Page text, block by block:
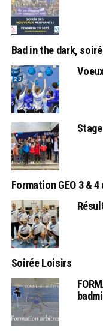
Bad in the dark,
Formation GEO 3 &
Soirée Loisirs